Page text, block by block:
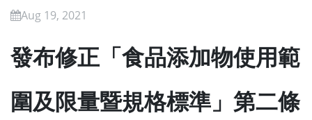
Aug 19, 2021
發布修正「食品添加物使用範
圍及限量暨規格標準」第二條